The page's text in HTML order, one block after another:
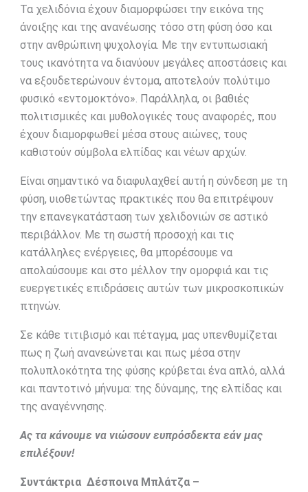
Τα χελιδόνια έχουν διαμορφώσει την εικόνα της
άνοιξης και της ανανέωσης τόσο στη φύση όσο και
στην ανθρώπινη ψυχολογία. Με την εντυπωσιακή
τους ικανότητα να διανύουν μεγάλες αποστάσεις και
να εξουδετερώνουν έντομα, αποτελούν πολύτιμο
φυσικό «εντομοκτόνο». Παράλληλα, οι βαθιές
πολιτισμικές και μυθολογικές τους αναφορές, που
έχουν διαμορφωθεί μέσα στους αιώνες, τους
καθιστούν σύμβολα ελπίδας και νέων αρχών.
Είναι σημαντικό να διαφυλαχθεί αυτή η σύνδεση με τη
φύση, υιοθετώντας πρακτικές που θα επιτρέψουν
την επανεγκατάσταση των χελιδονιών σε αστικό
περιβάλλον. Με τη σωστή προσοχή και τις
κατάλληλες ενέργειες, θα μπορέσουμε να
απολαύσουμε και στο μέλλον την ομορφιά και τις
ευεργετικές επιδράσεις αυτών των μικροσκοπικών
πτηνών.
Σε κάθε τιτιβισμό και πέταγμα, μας υπενθυμίζεται
πως η ζωή ανανεώνεται και πως μέσα στην
πολυπλοκότητα της φύσης κρύβεται ένα απλό, αλλά
και παντοτινό μήνυμα: της δύναμης, της ελπίδας και
της αναγέννησης.
Ας τα κάνουμε να νιώσουν ευπρόσδεκτα εάν μας
επιλέξουν!
Συντάκτρια Δέσποινα Μπλάτζα –